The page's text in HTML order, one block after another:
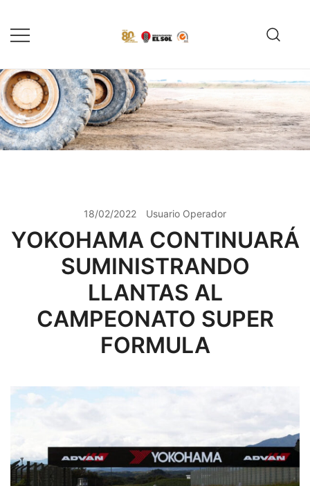
contenido
Reencauche de llantas con
Calidad ISO 9001
reencauche de llantas con garantía
ISO 9001
18/02/2022 Usuario Operador
YOKOHAMA CONTINUARÁ
SUMINISTRANDO
LLANTAS AL
CAMPEONATO SUPER
FORMULA